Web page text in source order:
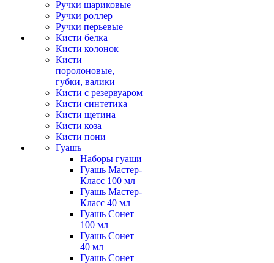
Ручки шариковые
Ручки роллер
Ручки перьевые
Кисти белка
Кисти колонок
Кисти
поролоновые,
губки, валики
Кисти с резервуаром
Кисти синтетика
Кисти щетина
Кисти коза
Кисти пони
Гуашь
Наборы гуаши
Гуашь Мастер-
Класс 100 мл
Гуашь Мастер-
Класс 40 мл
Гуашь Сонет
100 мл
Гуашь Сонет
40 мл
Гуашь Сонет